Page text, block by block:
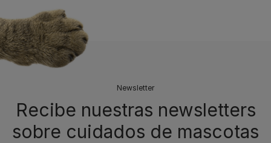
Newsletter
Recibe nuestras newsletters
sobre cuidados de mascotas​